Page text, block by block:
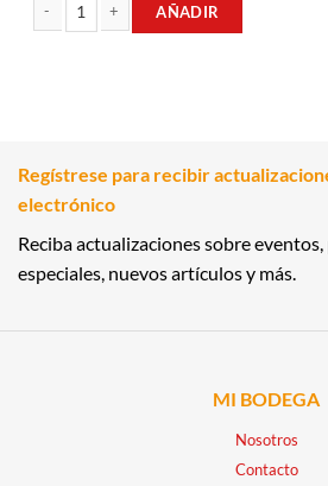
AÑADIR
Regístrese para recibir
electrónico
Reciba actualizaciones sobre
especiales, nuevos artículos y más.
MI BODEGA
Nosotros
Contacto